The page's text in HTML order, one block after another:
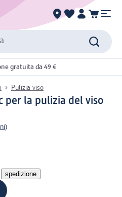
gratuita da 49 €
Pulizia viso
per la pulizia del viso
)
spedizione